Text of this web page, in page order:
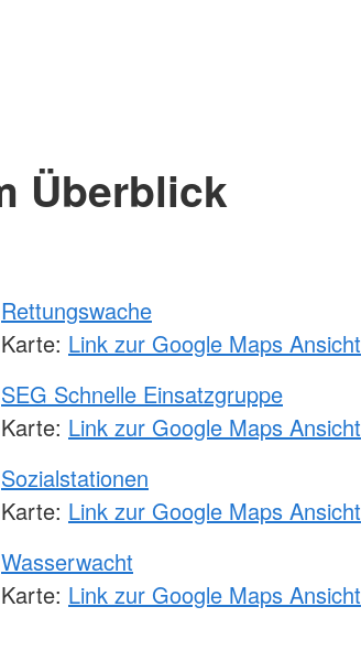
Überblick
Rettungswache
Karte: Link zur Google Maps Ansicht
SEG Schnelle Einsatzgruppe
Karte: Link zur Google Maps Ansicht
Sozialstationen
Karte: Link zur Google Maps Ansicht
Wasserwacht
Karte: Link zur Google Maps Ansicht